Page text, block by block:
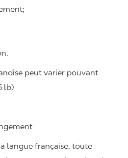
peut varier pouvant
lb)
langue française, toute